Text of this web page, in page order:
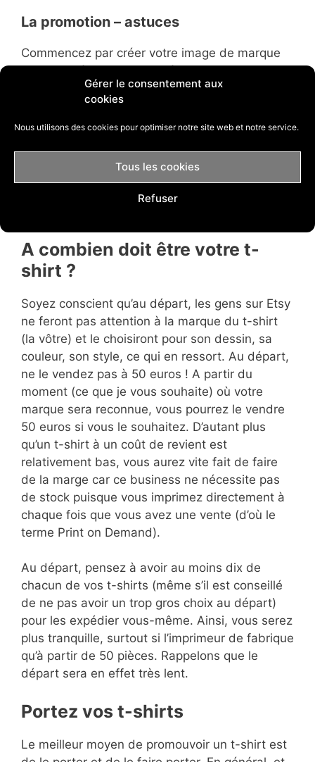
Gérer le consentement aux
cookies
Nous utilisons des cookies pour optimiser notre site web et notre service.
Tous les cookies
Refuser
La promotion – astuces
Commencez par créer votre image de marque
par une présence sur les réseaux sociaux
(Facebook, Instagram et autres) et tâchez de
former une communauté autour de vous. Faites
du Facebook Ads (en gros, achetez-vous de la
promotionnelle et diffusez votre publicité sur
A combien doit être votre t-
shirt ?
Soyez conscient qu’au départ, les gens sur Etsy
ne feront pas attention à la marque du t-shirt
(la vôtre) et le choisiront pour son dessin, sa
couleur, son style, ce qui en ressort. Au départ,
ne le vendez pas à 50 euros ! A partir du
moment (ce que je vous souhaite) où votre
marque sera reconnue, vous pourrez le vendre
50 euros si vous le souhaitez. D’autant plus
qu’un t-shirt à un coût de revient est
relativement bas, vous aurez vite fait de faire
de la marge car ce business ne nécessite pas
de stock puisque vous imprimez directement à
chaque fois que vous avez une vente (d’où le
terme Print on Demand).
Au départ, pensez à avoir au moins dix de
chacun de vos t-shirts (même s’il est conseillé
de ne pas avoir un trop gros choix au départ)
pour les expédier vous-même. Ainsi, vous serez
plus tranquille, surtout si l’imprimeur de fabrique
qu’à partir de 50 pièces. Rappelons que le
départ sera en effet très lent.
Portez vos t-shirts
Le meilleur moyen de promouvoir un t-shirt est